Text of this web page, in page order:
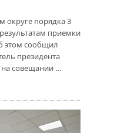
округе порядка 3
приемки
этом сообщил
президента
совещании …